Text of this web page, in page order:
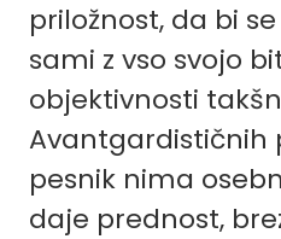
priložnost, da bi
sami z vso svojo
objektivnosti
Avantgardističnih
pesnik nima
daje prednost,